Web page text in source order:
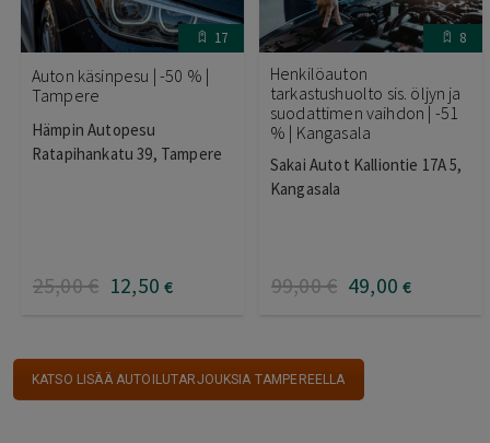
17
Auton käsinpesu | -50 % |
Tampere
Hämpin Autopesu
Ratapihankatu 39, Tampere
25,00€ 12,50 €
8
Henkilöauton
tarkastushuolto sis. öljyn ja
suodattimen vaihdon | -51
% | Kangasala
Sakai Autot Kalliontie 17A 5,
Kangasala
99,00€ 49,00 €
KATSO LISÄÄ AUTOILUTARJOUKSIA TAMPEREELLA